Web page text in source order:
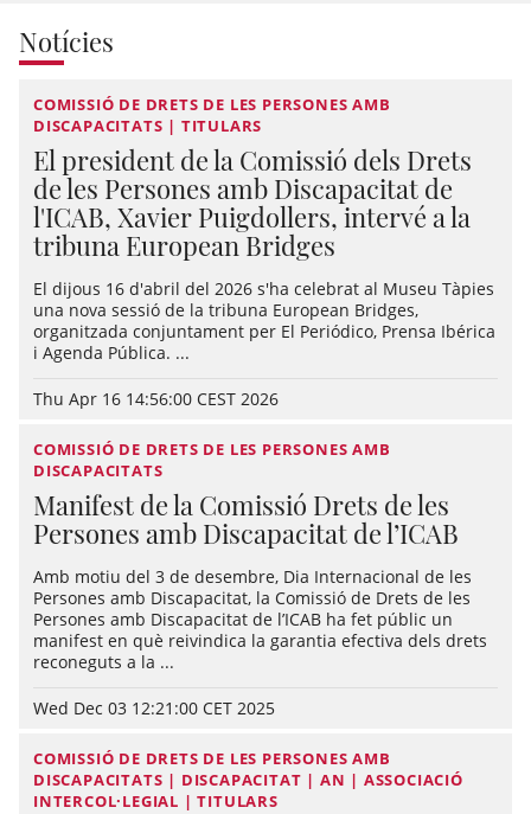
Notícies
COMISSIÓ DE DRETS DE LES PERSONES AMB
DISCAPACITATS | TITULARS
El president de la Comissió dels Drets
de les Persones amb Discapacitat de
l'ICAB, Xavier Puigdollers, intervé a la
tribuna European Bridges
El dijous 16 d'abril del 2026 s'ha celebrat al Museu Tàpies
una nova sessió de la tribuna European Bridges,
organitzada conjuntament per El Periódico, Prensa Ibérica
i Agenda Pública. ...
Thu Apr 16 14:56:00 CEST 2026
COMISSIÓ DE DRETS DE LES PERSONES AMB
DISCAPACITATS
Manifest de la Comissió Drets de les
Persones amb Discapacitat de l’ICAB
Amb motiu del 3 de desembre, Dia Internacional de les
Persones amb Discapacitat, la Comissió de Drets de les
Persones amb Discapacitat de l’ICAB ha fet públic un
manifest en què reivindica la garantia efectiva dels drets
reconeguts a la ...
Wed Dec 03 12:21:00 CET 2025
COMISSIÓ DE DRETS DE LES PERSONES AMB
DISCAPACITATS | DISCAPACITAT | AN | ASSOCIACIÓ
INTERCOL·LEGIAL | TITULARS